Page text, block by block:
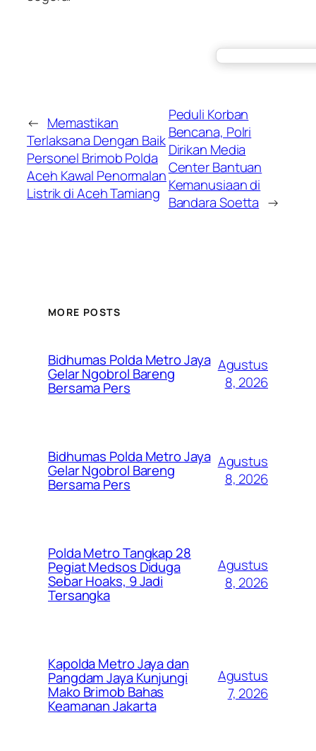
← Memastikan
Terlaksana Dengan Baik
Personel Brimob Polda
Aceh Kawal Penormalan
Listrik di Aceh Tamiang
Peduli Korban
Bencana, Polri
Dirikan Media
Center Bantuan
Kemanusiaan di
Bandara Soetta →
MORE POSTS
Bidhumas Polda Metro Jaya
Gelar Ngobrol Bareng
Bersama Pers
Agustus
8, 2026
Bidhumas Polda Metro Jaya
Gelar Ngobrol Bareng
Bersama Pers
Agustus
8, 2026
Polda Metro Tangkap 28
Pegiat Medsos Diduga
Sebar Hoaks, 9 Jadi
Tersangka
Agustus
8, 2026
Kapolda Metro Jaya dan
Pangdam Jaya Kunjungi
Mako Brimob Bahas
Keamanan Jakarta
Agustus
7, 2026